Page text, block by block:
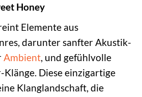
Honey
Elemente aus
darunter sanfter Akustik-
Ambient , und gefühlvolle
Diese einzigartige
Klanglandschaft, die